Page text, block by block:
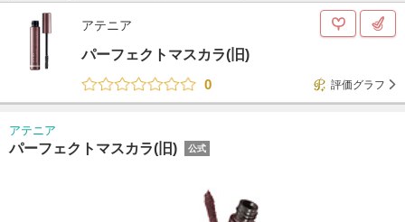
アテニア
パーフェクトマスカラ(旧)
0
評価グラフ
アテニア
パーフェクトマスカラ(旧) 公式